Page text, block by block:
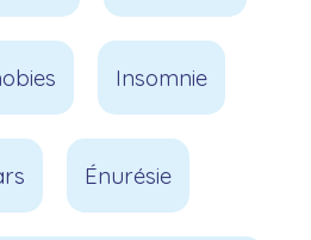
Insomnie
Énurésie